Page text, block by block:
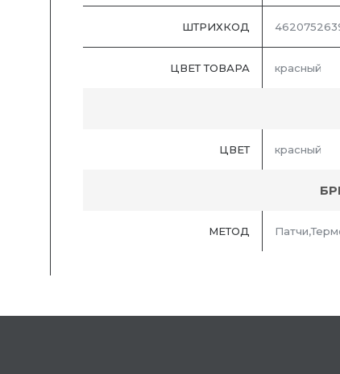
ШТРИХКОД
ЦВЕТ ТОВАРА красный
ЦВЕТ красный
МЕТОД